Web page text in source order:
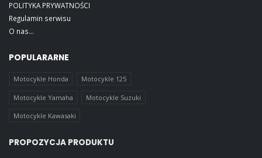
POLITYKA PRYWATNOŚCI
Regulamin serwisu
O nas...
POPULARARNE
Motocykle Honda Motocykle 125
Motocykle Yamaha Motocykle Suzuki
Motocykle Kawasaki
PROPOZYCJA PRODUKTU